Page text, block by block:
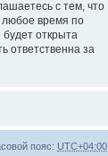
с тем, что
любое время по
открыта
ответственна за
пояс: UTC+04:00